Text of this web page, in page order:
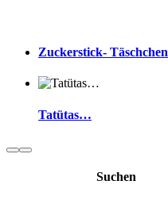
Zuckerstick- Täschchen
Tatütas…
Suchen